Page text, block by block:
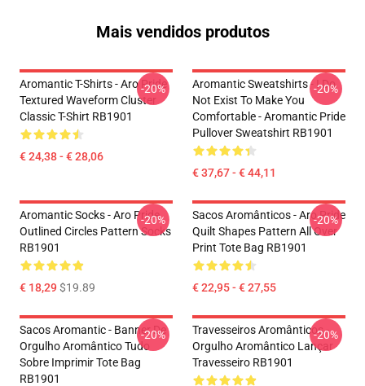
Mais vendidos produtos
Aromantic T-Shirts - Aro Pride
Textured Waveform Cluster
Classic T-Shirt RB1901
€ 24,38 - € 28,06
-20%
Aromantic Sweatshirts - I Do
Not Exist To Make You
Comfortable - Aromantic Pride
Pullover Sweatshirt RB1901
€ 37,67 - € 44,11
-20%
Aromantic Socks - Aro Pride
Outlined Circles Pattern Socks
RB1901
€ 18,29$19.89
-20%
Sacos Aromânticos - Aro Pride
Quilt Shapes Pattern All Over
Print Tote Bag RB1901
€ 22,95 - € 27,55
-20%
Sacos Aromantic - Banner De
Orgulho Aromântico Tudo
Sobre Imprimir Tote Bag
RB1901
-20%
Travesseiros Aromânticos -
Orgulho Aromântico Lançar
Travesseiro RB1901
-20%